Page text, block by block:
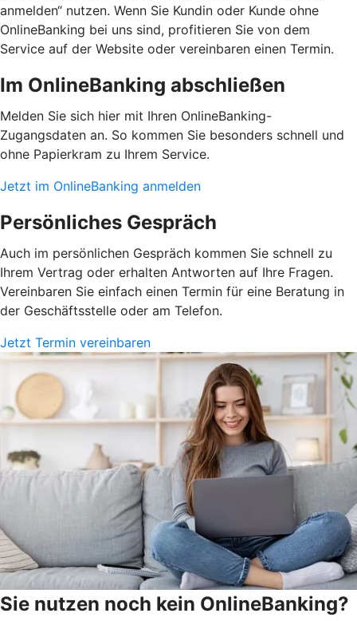
anmelden“ nutzen. Wenn Sie Kundin oder Kunde ohne
OnlineBanking bei uns sind, profitieren Sie von dem
Service auf der Website oder vereinbaren einen Termin.
Im OnlineBanking abschließen
Melden Sie sich hier mit Ihren OnlineBanking-
Zugangsdaten an. So kommen Sie besonders schnell und
ohne Papierkram zu Ihrem Service.
Jetzt im OnlineBanking anmelden
Persönliches Gespräch
Auch im persönlichen Gespräch kommen Sie schnell zu
Ihrem Vertrag oder erhalten Antworten auf Ihre Fragen.
Vereinbaren Sie einfach einen Termin für eine Beratung in
der Geschäftsstelle oder am Telefon.
Jetzt Termin vereinbaren
Sie nutzen noch kein OnlineBanking?